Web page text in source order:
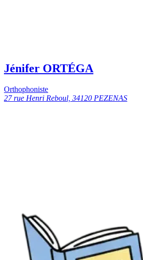
Jénifer ORTÉGA
Orthophoniste
27 rue Henri Reboul, 34120 PEZENAS